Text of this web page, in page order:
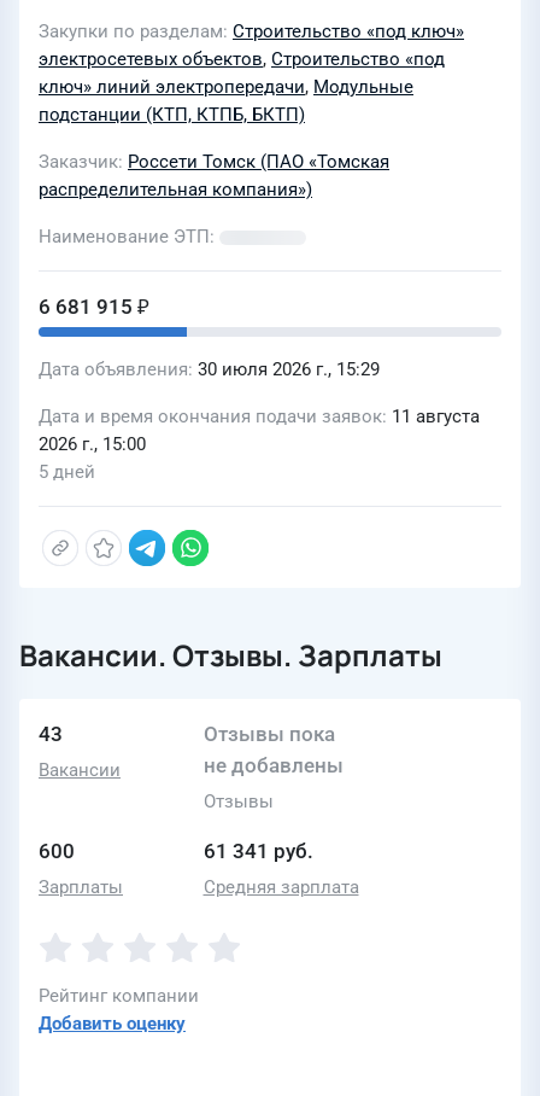
Томская обл., Томский р-н, д.
Петровский Участок, мкр. Героя ВОВ
А.П. Дмитриева, земельный участок
7518, 7527. «Строительство ВЛИ-0,4кВ
в окр. с. Зоркальцево для
Томская обл., р-н Томский, окр. с.
кадастровый номер земельного
участка 70:14:0131006:5
Закупки по разделам Строительство «под ключ»
электросетевых объектов, Строительство «под
ключ» линий электропередачи, Модульные
подстанции (КТП, КТПБ, БКТП)
Заказчик Россети Томск (ПАО «Томская
распределительная компания»)
Наименование ЭТП
6 681 915 ₽
Дата объявления 30 июля 2026 г., 15:29
Дата и время окончания подачи заявок 11 августа
2026 г., 15:00
5 дней
Вакансии. Отзывы. Зарплаты
43
Вакансии
Отзывы пока
не добавлены
Отзывы
600
Зарплаты
61 341 руб.
Средняя зарплата
Рейтинг компании
Добавить оценку